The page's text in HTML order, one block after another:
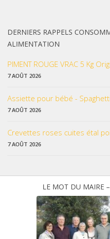
DERNIERS RAPPELS
ALIMENTATION
PIMENT ROUGE VRAC 5 Kg
7 AOÛT 2026
Assiette pour bébé -
7 AOÛT 2026
Crevettes roses cuites étal
7 AOÛT 2026
LE MOT DU MAIRE